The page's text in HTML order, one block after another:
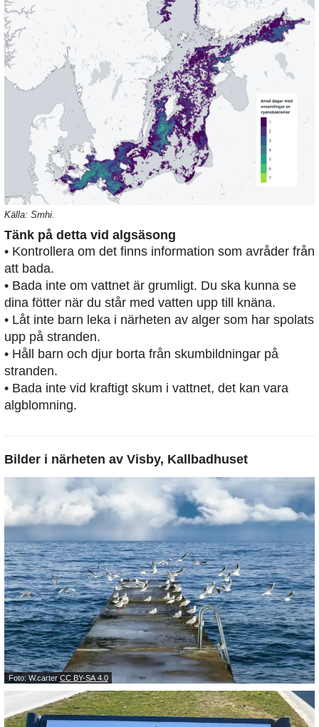
Källa: Smhi.
Tänk på detta vid algsäsong
• Kontrollera om det finns information som avråder från
att bada.
• Bada inte om vattnet är grumligt. Du ska kunna se
dina fötter när du står med vatten upp till knäna.
• Låt inte barn leka i närheten av alger som har spolats
upp på stranden.
• Håll barn och djur borta från skumbildningar på
stranden.
• Bada inte vid kraftigt skum i vattnet, det kan vara
algblomning.
Bilder i närheten av Visby, Kallbadhuset
Foto: W.carterCC BY-SA 4.0